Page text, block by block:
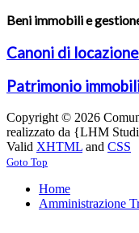
Beni immobili e
Canoni di
Patrimonio
Copyright © 2026
realizzato da {LHM
Valid XHTML and CSS
Goto Top
Home
Amministrazione